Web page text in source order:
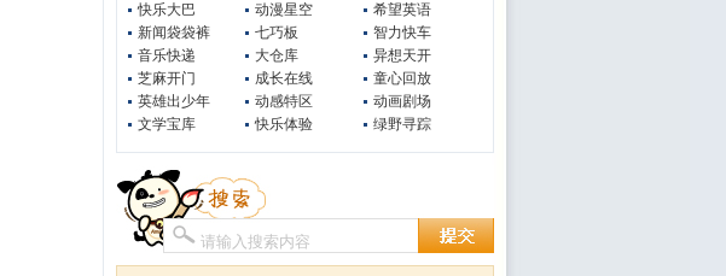
快乐大巴
新闻袋袋裤
音乐快递
芝麻开门
英雄出少年
文学宝库
动漫星空
七巧板
大仓库
成长在线
动感特区
快乐体验
希望英语
智力快车
异想天开
童心回放
动画剧场
绿野寻踪